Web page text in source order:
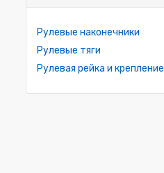
Рулевые наконечники
Рулевые тяги
Рулевая рейка и крепление